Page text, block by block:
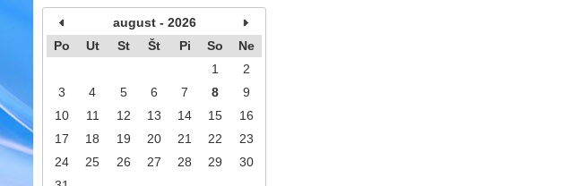
august - 2026
Po
Ut St Št Pi So
Ne
1
2
3
4 5 6 7 8
9
10
11 12 13 14 15
16
17
18 19 20 21 22
23
24
25 26 27 28 29
30